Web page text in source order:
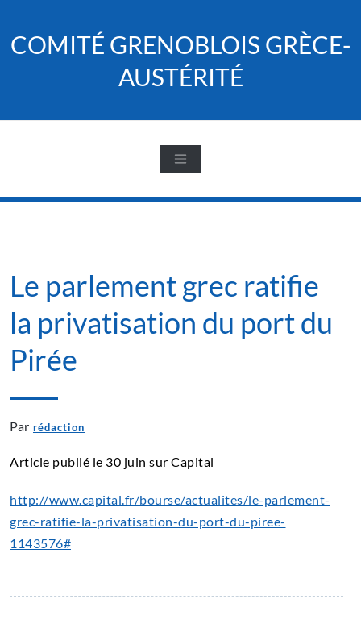
content
COMITÉ GRENOBLOIS GRÈCE-
AUSTÉRITÉ
Le parlement grec ratifie
la privatisation du port du
Pirée
Par rédaction
Article publié le 30 juin sur Capital
http://www.capital.fr/bourse/actualites/le-parlement-
grec-ratifie-la-privatisation-du-port-du-piree-
1143576#